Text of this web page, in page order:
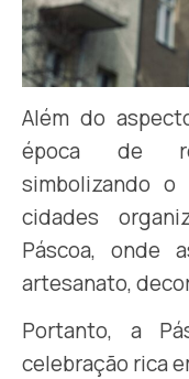
Além do
época de
simbolizando o
cidades
Páscoa, onde
artesanato,
Portanto, a
celebração rica